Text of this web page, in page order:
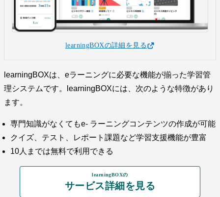
learningBOXの詳細を見る
learningBOXは、eラーニングに必要な機能が揃った学習管
理システムです。learningBOXには、次のような特徴があり
ます。
専門知識がなくてもe- ラーニングコンテンツの作成が可能
クイズ、テスト、レポート課題など学習支援機能が豊富
10人までは無料で利用できる
learningBOXの
サービス詳細を見る